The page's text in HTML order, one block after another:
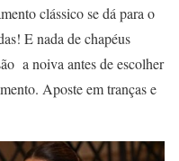
clássico se dá para o
E nada de chapéus
a noiva antes de escolher
Aposte em tranças e